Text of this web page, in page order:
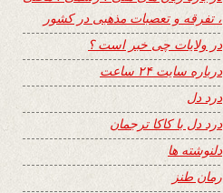
، تفرقه و تعصبات مذهبی در کشور
در ولایات چی خبر است ؟
درباره سایت ۲۴ ساعت
درد دل
درد دل با کاکا ترجمان
دلنوشته ها
رمان طنز